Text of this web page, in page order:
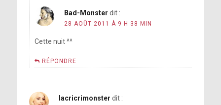
Bad-Monster dit :
28 AOÛT 2011 À 9 H 38 MIN
Cette nuit ^^
RÉPONDRE
lacricrimonster dit :